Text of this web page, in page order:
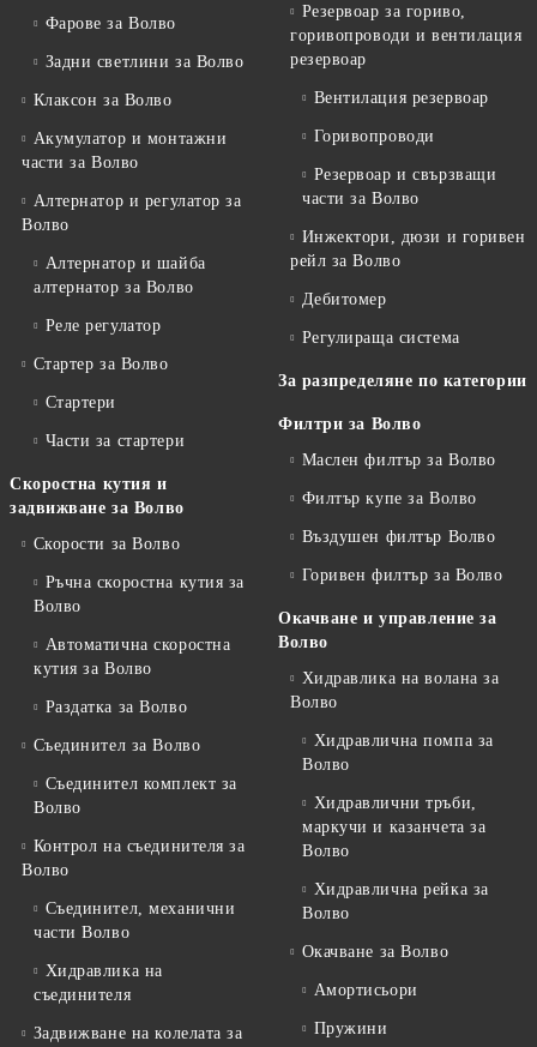
Фарове за Волво
Задни светлини за Волво
Клаксон за Волво
Акумулатор и монтажни
части за Волво
Алтернатор и регулатор за
Волво
Алтернатор и шайба
алтернатор за Волво
Реле регулатор
Стартер за Волво
Стартери
Части за стартери
Скоростна кутия и
задвижване за Волво
Скорости за Волво
Ръчна скоростна кутия за
Волво
Автоматична скоростна
кутия за Волво
Раздатка за Волво
Съединител за Волво
Съединител комплект за
Волво
Контрол на съединителя за
Волво
Съединител, механични
части Волво
Хидравлика на
съединителя
Задвижване на колелата за
Резервоар за гориво,
горивопроводи и вентилация
резервоар
Вентилация резервоар
Горивопроводи
Резервоар и свързващи
части за Волво
Инжектори, дюзи и горивен
рейл за Волво
Дебитомер
Регулираща система
За разпределяне по категории
Филтри за Волво
Маслен филтър за Волво
Филтър купе за Волво
Въздушен филтър Волво
Горивен филтър за Волво
Окачване и управление за
Волво
Хидравлика на волана за
Волво
Хидравлична помпа за
Волво
Хидравлични тръби,
маркучи и казанчета за
Волво
Хидравлична рейка за
Волво
Окачване за Волво
Амортисьори
Пружини